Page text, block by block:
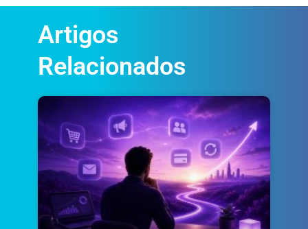
Artigos
Relacionados